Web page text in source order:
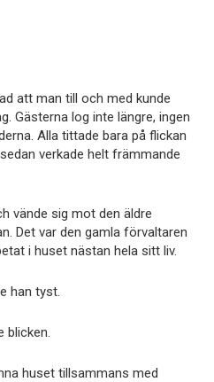
att man till och med kunde
Gästerna log inte längre, ingen
Alla tittade bara på flickan
verkade helt främmande
vände sig mot den äldre
Det var den gamla förvaltaren
i huset nästan hela sitt liv.
han tyst.
blicken.
huset tillsammans med